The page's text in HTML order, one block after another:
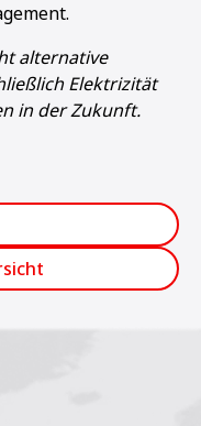
alternative
Elektrizität
in der Zukunft.